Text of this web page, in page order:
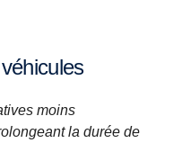
véhicules
moins
la durée de